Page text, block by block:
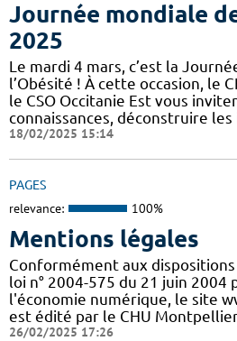
Journée mondiale
2025
Le mardi 4 mars, c’est la
l’Obésité ! À cette occasion, le
le CSO Occitanie Est vous
connaissances, déconstruire
18/02/2025 15:14
PAGES
relevance: 100%
Mentions légales
Conformément aux
loi n° 2004-575 du 21 juin 2004
l'économie numérique, le site
est édité par le CHU Montpellier
26/02/2025 17:26